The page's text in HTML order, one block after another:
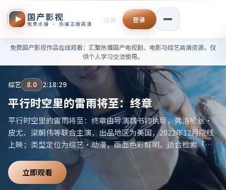
国产影视
免费点播 · 热播正版高清
注册 登录
免费国产影视作品在线观看——
免费国产影视作品在线观看：汇聚热播国产电视剧、电影与综艺高清资源，仅
供个人学习交流使用。
综艺 8.0 2:18:29
平行时空里的雷雨将至：终章
平行时空里的雷雨将至：终章由导演魏书钧执导，弗洛伦丝·
皮尤、梁朝伟等联合主演，出品地区为美国，2022年12月院线
上映；类型定位为综艺·动漫，画面色彩鲜明。适合检索「美
国动漫」「2022高分综艺」等相关关键词。
立即观看